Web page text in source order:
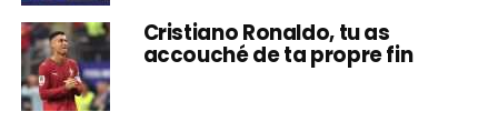
Cristiano Ronaldo, tu as
accouché de ta propre fin